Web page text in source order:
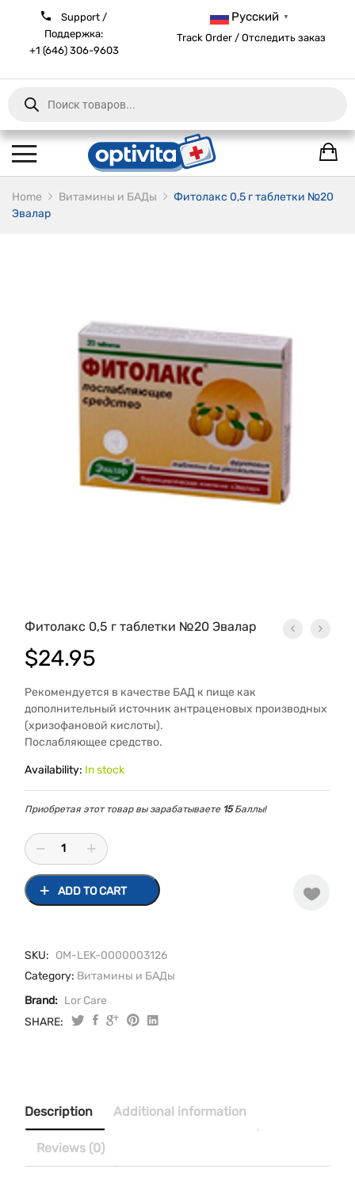
Support /
Поддержка:
+1 (646) 306-9603
Русский ▼
Track Order / Отследить заказ
Products
search
Home Витамины и БАДы
Фитолакс 0,5 г таблетки №20
Эвалар
Фитолакс 0,5 г таблетки №20 Эвалар
$24.95
Рекомендуется в качестве БАД к пище как
дополнительный источник антраценовых производных
(хризофановой кислоты).
Послабляющее средство.
Availability: In stock
Приобретая этот товар вы зарабатываете 15Баллы!
№20
Эвалар
quantity
ADD TO CART
SKU: OM-LEK-0000003126
Category: Витамины и БАДы
Brand: Lor Care
SHARE:
Description Additional information
Reviews (0)